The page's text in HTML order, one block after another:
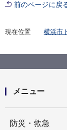
前のページに戻
現在位置 横浜市
ごみと
ごみと
港南区
メニュー
防災・救急